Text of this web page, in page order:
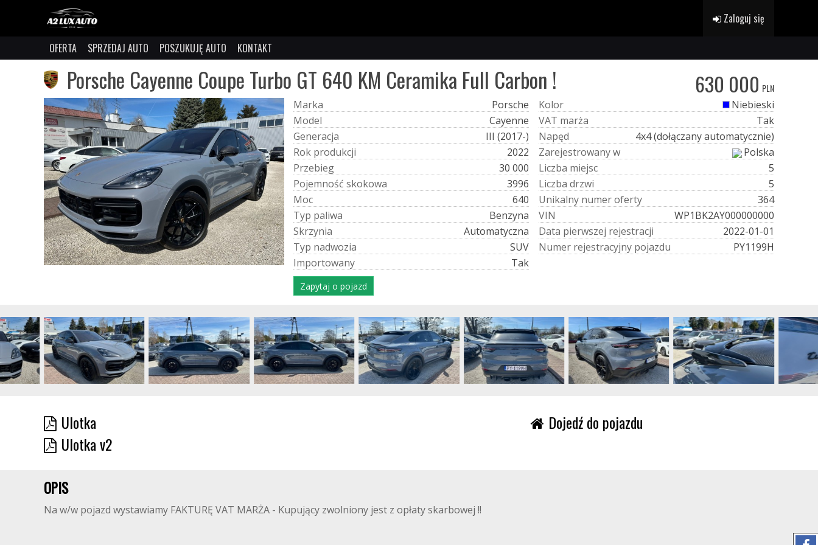
Zaloguj się
OFERTA SPRZEDAJ AUTO POSZUKUJĘ AUTO KONTAKT
Porsche Cayenne Coupe Turbo GT 640 KM Ceramika Full Carbon ! 630 000 PLN
Marka
Porsche
Model
Cayenne
Generacja
III (2017-)
Rok produkcji
2022
Przebieg
30 000
Pojemność skokowa
3996
Moc
640
Typ paliwa
Benzyna
Skrzynia
Automatyczna
Typ nadwozia
SUV
Importowany Tak
Kolor
Niebieski
VAT marża
Tak
Napęd
4x4 (dołączany automatycznie)
Zarejestrowanyw
Polska
Liczba miejsc
5
Liczba drzwi
5
Unikalny numeroferty
364
VIN
WP1BK2AY000000000
Data pierwszej rejestracji
2022-01-01
Numer rejestracyjny pojazdu PY1199H
Zapytaj o pojazd
Ulotka
Ulotka v2
Dojedź do pojazdu
OPIS
Na w/w pojazd wystawiamy FAKTURĘ VAT MARŻA - Kupujący zwolniony jest z opłaty skarbowej !!